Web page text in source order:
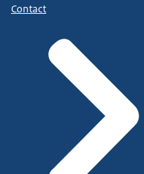
Contact